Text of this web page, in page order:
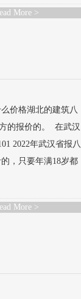
More >
价格湖北的建筑八
的报价的。 在武汉
2022年武汉省报八
，只要年满18岁都
More >